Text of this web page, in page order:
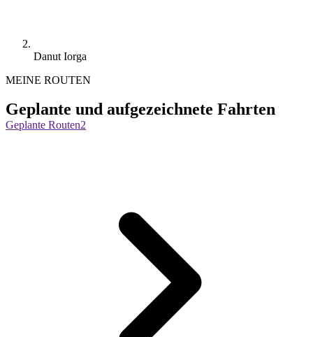
Danut Iorga
MEINE ROUTEN
Geplante und aufgezeichnete Fahrten
Geplante Routen2